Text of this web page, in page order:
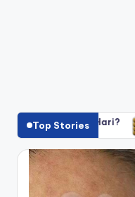
Top Stories
Hari? Kenapa
June 17,